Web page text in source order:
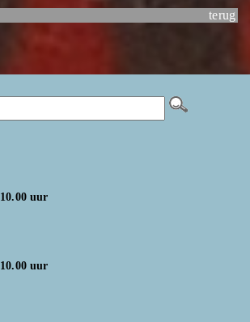
terug
10.00 uur
10.00 uur